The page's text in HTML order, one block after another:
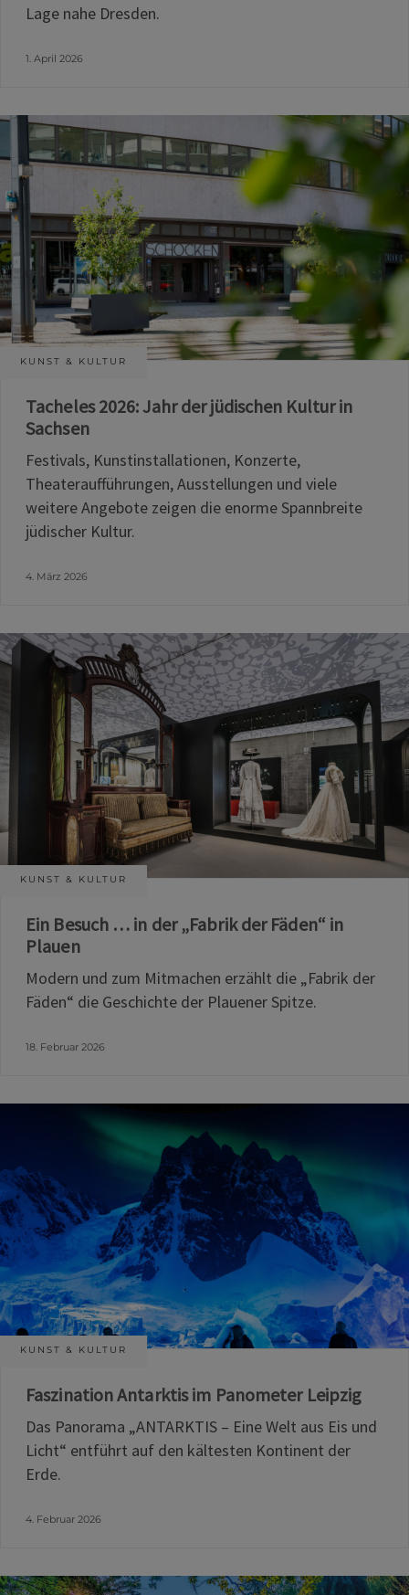
Lage nahe Dresden.
1. April 2026
KUNST & KULTUR
Tacheles 2026: Jahr der jüdischen Kultur in
Sachsen
Festivals, Kunstinstallationen, Konzerte,
Theateraufführungen, Ausstellungen und viele
weitere Angebote zeigen die enorme Spannbreite
jüdischer Kultur.
4. März 2026
KUNST & KULTUR
Ein Besuch … in der „Fabrik der Fäden“ in
Plauen
Modern und zum Mitmachen erzählt die „Fabrik der
Fäden“ die Geschichte der Plauener Spitze.
18. Februar 2026
KUNST & KULTUR
Faszination Antarktis im Panometer Leipzig
Das Panorama „ANTARKTIS – Eine Welt aus Eis und
Licht“ entführt auf den kältesten Kontinent der
Erde.
4. Februar 2026